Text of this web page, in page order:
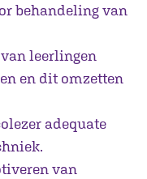
behandeling van
leerlingen
en dit omzetten
adequate
van